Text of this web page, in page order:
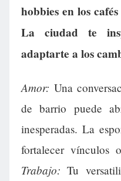
hobbies en los
La ciudad te
adaptarte a los
Amor: Una
de barrio puede
inesperadas. La
fortalecer vínculos
Trabajo: Tu